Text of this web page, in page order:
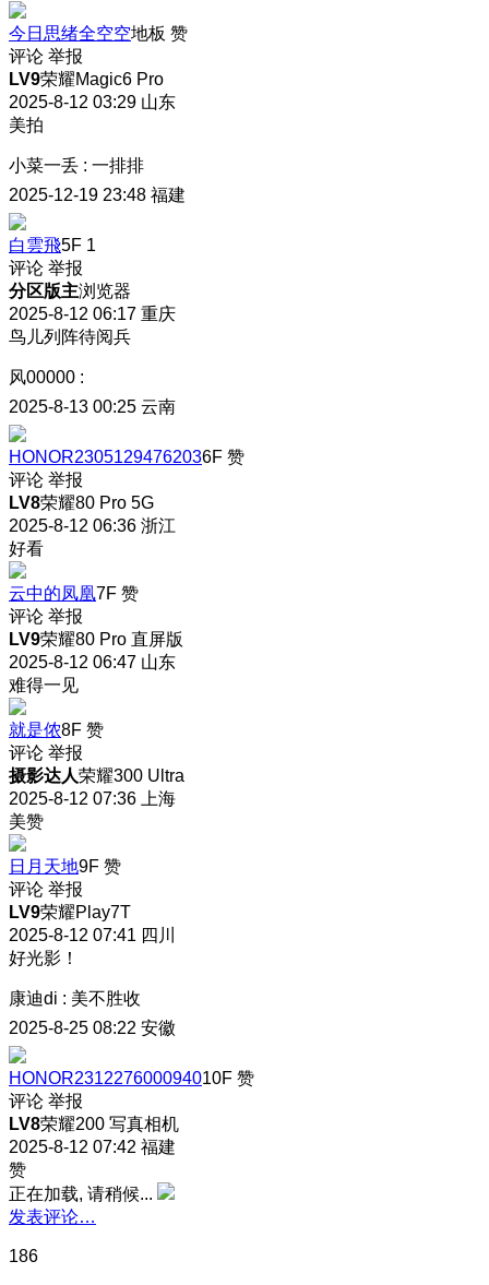
今日思绪全空空地板 赞
评论 举报
LV9荣耀Magic6 Pro
2025-8-12 03:29 山东
美拍
小菜一丢 : 一排排
2025-12-19 23:48 福建
白雲飛5F 1
评论 举报
分区版主浏览器
2025-8-12 06:17 重庆
鸟儿列阵待阅兵
风00000 :
2025-8-13 00:25 云南
HONOR23051294762036F 赞
评论 举报
LV8荣耀80 Pro 5G
2025-8-12 06:36 浙江
好看
云中的凤凰7F 赞
评论 举报
LV9荣耀80 Pro 直屏版
2025-8-12 06:47 山东
难得一见
就是侬8F 赞
评论 举报
摄影达人荣耀300 Ultra
2025-8-12 07:36
上海
美赞
日月天地9F 赞
评论 举报
LV9荣耀Play7T
2025-8-12 07:41 四川
好光影！
康迪di : 美不胜收
2025-8-25 08:22 安徽
HONOR231227600094010F 赞
评论 举报
LV8荣耀200 写真相机
2025-8-12 07:42 福建
赞
正在加载, 请稍候...
发表评论…
186